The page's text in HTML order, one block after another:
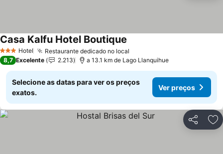
3 EstrelasHotel Restaurante dedicado no local
Casa Kalfu Hotel Boutique
8,7 Excelente 2.213 a 13.1 km de Lago Llanquihue
Selecione as datas para ver os preços
exatos.
Ver preços
Partilhar